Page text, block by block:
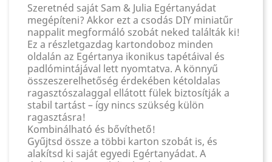
Szeretnéd saját Sam & Julia Egértanyádat
megépíteni? Akkor ezt a csodás DIY miniatűr
nappalit megformáló szobát neked találták ki!
Ez a részletgazdag kartondoboz minden
oldalán az Egértanya ikonikus tapétáival és
padlómintájával lett nyomtatva. A könnyű
összeszerelhetőség érdekében kétoldalas
ragasztószalaggal ellátott fülek biztosítják a
stabil tartást – így nincs szükség külön
ragasztásra!
Kombinálható és bővíthető!
Gyűjtsd össze a többi karton szobát is, és
alakítsd ki saját egyedi Egértanyádat. A